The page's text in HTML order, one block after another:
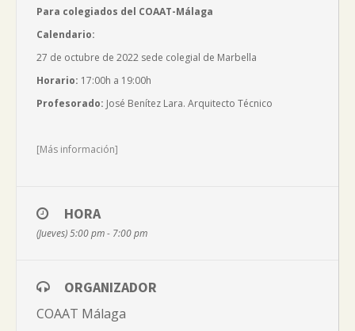
Para colegiados del COAAT-Málaga
Calendario:
27 de octubre de 2022 sede colegial de Marbella
Horario: 17:00h a 19:00h
Profesorado: José Benítez Lara. Arquitecto Técnico
[Más información]
HORA
(Jueves) 5:00 pm - 7:00 pm
ORGANIZADOR
COAAT Málaga